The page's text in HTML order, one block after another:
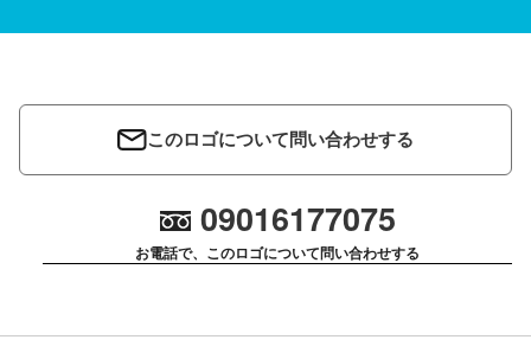
このロゴについて問い合わせする
09016177075
お電話で、このロゴについて問い合わせする